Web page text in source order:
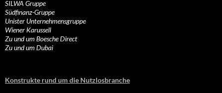
SILWA Gruppe
Südfinanz-Gruppe
Unister Unternehmensgruppe
Wiener Karussell
Zu und um Boesche Direct
Zu und um Dubai
Konstrukte rund um die Nutzlosbranche